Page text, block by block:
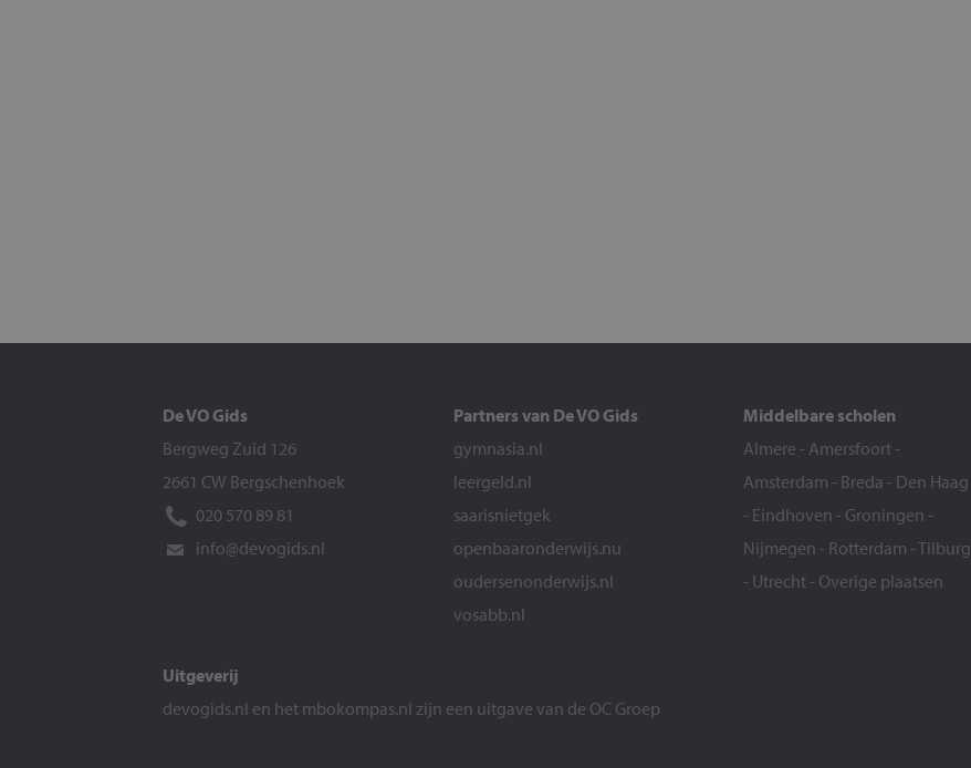
De VO Gids
Bergweg Zuid 126
2661 CW Bergschenhoek
020 570 89 81
info@devogids.nl
Partners van De VO Gids
gymnasia.nl
leergeld.nl
saarisnietgek
openbaaronderwijs.nu
oudersenonderwijs.nl
vosabb.nl
Middelbare scholen
Almere - Amersfoort -
Amsterdam - Breda - Den Haag
- Eindhoven - Groningen -
Nijmegen - Rotterdam -Tilburg
- Utrecht - Overige plaatsen
Uitgeverij
devogids.nl en het mbokompas.nl zijn een uitgave van de OC Groep